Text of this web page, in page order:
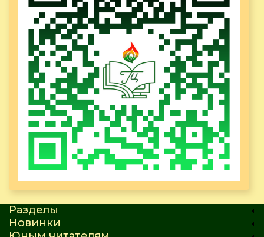
Разделы
Новинки